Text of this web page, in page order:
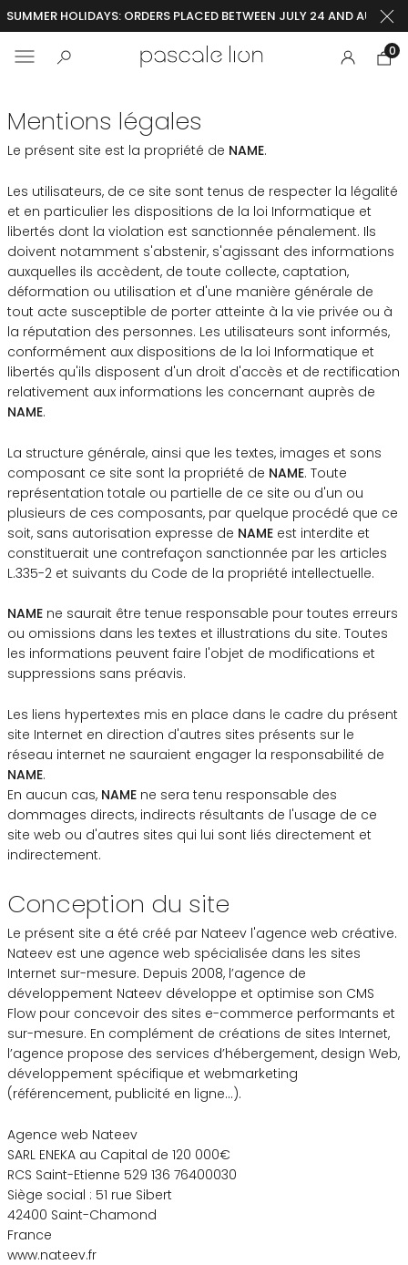
SUMMER HOLIDAYS: ORDERS PLACED BETWEEN JULY 24 AND
0
Mentions légales
Le présent site est la propriété de NAME.
Les utilisateurs, de ce site sont tenus de respecter la légalité
et en particulier les dispositions de la loi Informatique et
libertés dont la violation est sanctionnée pénalement. Ils
doivent notamment s'abstenir, s'agissant des informations
auxquelles ils accèdent, de toute collecte, captation,
déformation ou utilisation et d'une manière générale de
tout acte susceptible de porter atteinte à la vie privée ou à
la réputation des personnes. Les utilisateurs sont informés,
conformément aux dispositions de la loi Informatique et
libertés qu'ils disposent d'un droit d'accès et de rectification
relativement aux informations les concernant auprès de
NAME.
La structure générale, ainsi que les textes, images et sons
composant ce site sont la propriété de NAME. Toute
représentation totale ou partielle de ce site ou d'un ou
plusieurs de ces composants, par quelque procédé que ce
soit, sans autorisation expresse de NAME est interdite et
constituerait une contrefaçon sanctionnée par les articles
L.335-2 et suivants du Code de la propriété intellectuelle.
NAMEne saurait être tenue responsable pour toutes erreurs
ou omissions dans les textes et illustrations du site. Toutes
les informations peuvent faire l'objet de modifications et
suppressions sans préavis.
Les liens hypertextes mis en place dans le cadre du présent
site Internet en direction d'autres sites présents sur le
réseau internet ne sauraient engager la responsabilité de
NAME.
En aucun cas, NAME ne sera tenu responsable des
dommages directs, indirects résultants de l'usage de ce
site web ou d'autres sites qui lui sont liés directement et
indirectement.
Conception du site
Le présent site a été créé par Nateevl'agence web créative.
Nateev est une agence web spécialisée dans les sites
Internet sur-mesure. Depuis 2008, l’agence de
développement Nateev développe et optimise son CMS
Flow pour concevoir des sites e-commerce performants et
sur-mesure. En complément de créations de sites Internet,
l’agence propose des services d’hébergement, design Web,
développement spécifique et webmarketing
(référencement, publicité en ligne…).
Agence web Nateev
SARL ENEKA au Capital de 120 000€
RCS Saint-Etienne 529 136 76400030
Siège social : 51 rue Sibert
42400 Saint-Chamond
France
www.nateev.fr